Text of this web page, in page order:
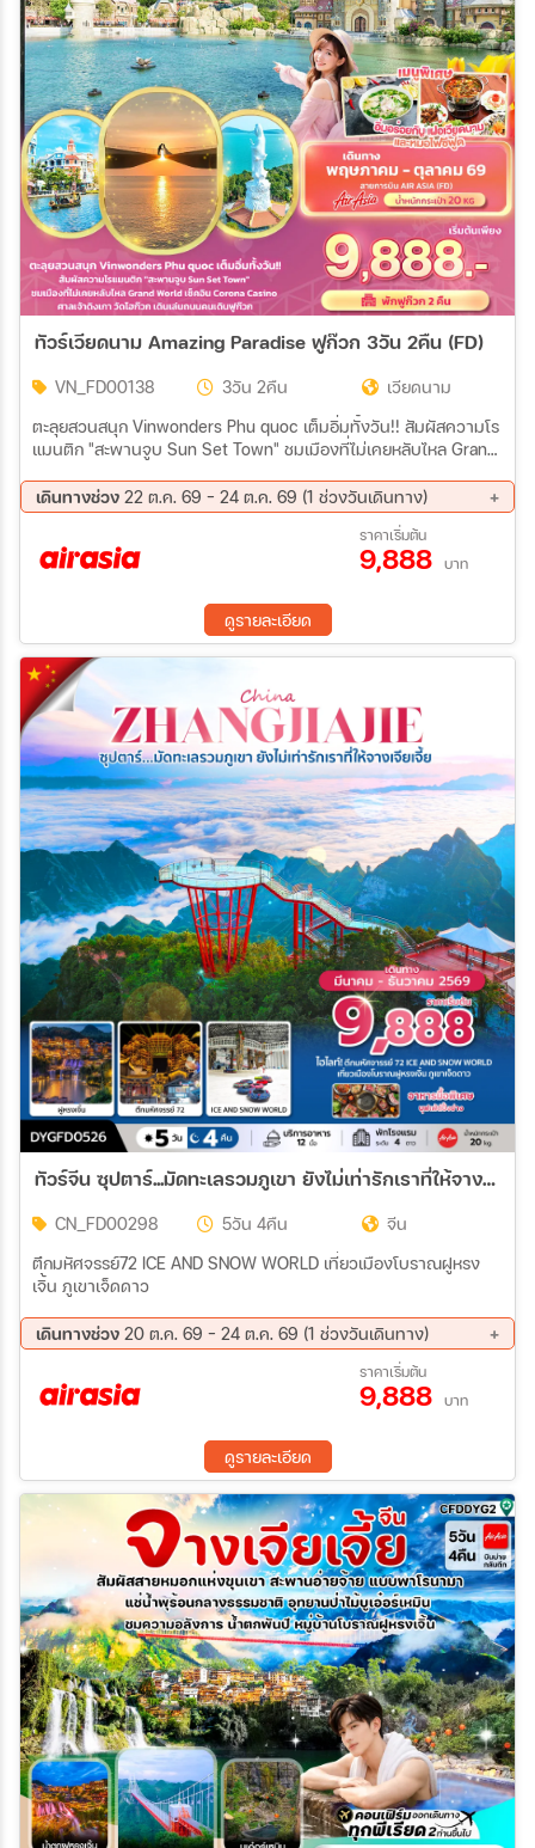
ทัวร์เวียดนาม Amazing Paradise ฟูก๊วก 3วัน 2คืน (FD)
VN_FD00138 3วัน 2คืน
เวียดนาม
ตะลุยสวนสนุก Vinwonders Phu quoc เต็มอิ่มทั้งวัน!! สัมผัสความโร
แมนติก "สะพานจูบ Sun Set Town" ชมเมืองที่ไม่เคยหลับไหล Grand
ฟูก๊วก
เดินทางช่วง 22 ต.ค. 69 - 24 ต.ค. 69 (1 ช่วงวันเดินทาง)
ราคาเริ่มต้น
9,888 บาท
ดูรายละเอียด
ทัวร์จีน ซุปตาร์...มัดทะเลรวมภูเขา ยังไม่เท่ารักเราที่ให้จางเจียเจี้ย *บินเย็น-กลับดึก* 5วัน 4คืน (FD)
CN_FD00298 5วัน 4คืน
จีน
ตึกมหัศจรรย์72 ICE AND SNOW WORLD เที่ยวเมืองโบราณฝูหรง
เจิ้น ภูเขาเจ็ดดาว
เดินทางช่วง 20 ต.ค. 69 - 24 ต.ค. 69 (1 ช่วงวันเดินทาง)
ราคาเริ่มต้น
9,888 บาท
ดูรายละเอียด